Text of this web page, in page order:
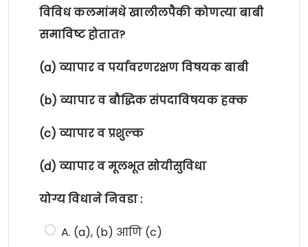
विविध कलमांमधे खालीलपैकी कोणत्या बाबी
समाविष्ट होतात?
(a) व्यापार व पर्यावरणरक्षण विषयक बाबी
(b) व्यापार व बौद्धिक संपदाविषयक हक्क
(c) व्यापार व प्रशुल्क
(d) व्यापार व मूलभूत सोयीसुविधा
योग्य विधाने निवडा :
A. (a), (b) आणि (c)